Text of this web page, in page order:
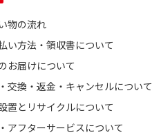
物の流れ
い方法・領収書について
お届けについて
交換・返金・キャンセルについて
置とリサイクルについて
アフターサービスについて